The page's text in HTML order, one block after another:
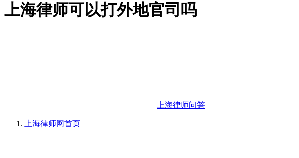
上海律师可以打外地官司吗
上海律师问答
上海律师网首页